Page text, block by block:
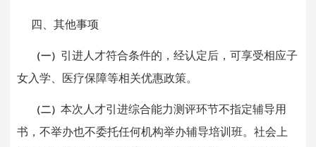
四、其他事项
（一） 引进人才符合条件的，经认定后，可享受相应子
女入学、医疗保障等相关优惠政策。
（二）本次人才引进综合能力测评环节不指定辅导用
书，不举办也不委托任何机构举办辅导培训班。社会上